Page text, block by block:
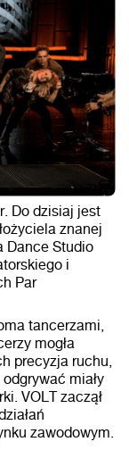
Do dzisiaj jest
znanej
Dance Studio
i
Par
tancerzami,
mogła
precyzja ruchu,
miały
VOLT zaczął
zawodowym.